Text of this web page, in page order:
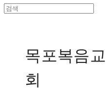
목포복음교
회